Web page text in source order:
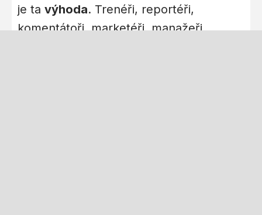
je ta výhoda. Trenéři, reportéři,
komentátoři, marketéři, manažeři…